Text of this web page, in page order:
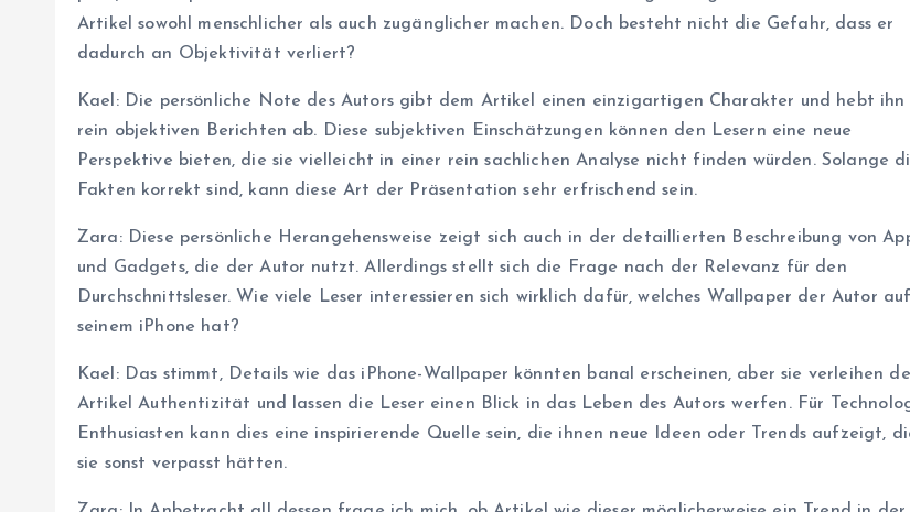
Artikel sowohl menschlicher als auch zugänglicher machen. Doch besteht nicht die Gefahr, dass er
dadurch an Objektivität verliert?
Kael: Die persönliche Note des Autors gibt dem Artikel einen einzigartigen Charakter und hebt ihn
rein objektiven Berichten ab. Diese subjektiven Einschätzungen können den Lesern eine neue
Perspektive bieten, die sie vielleicht in einer rein sachlichen Analyse nicht finden würden. Solange
Fakten korrekt sind, kann diese Art der Präsentation sehr erfrischend sein.
Zara: Diese persönliche Herangehensweise zeigt sich auch in der detaillierten Beschreibung von
und Gadgets, die der Autor nutzt. Allerdings stellt sich die Frage nach der Relevanz für den
Durchschnittsleser. Wie viele Leser interessieren sich wirklich dafür, welches Wallpaper der Autor auf
seinem iPhone hat?
Kael: Das stimmt, Details wie das iPhone-Wallpaper könnten banal erscheinen, aber sie verleihen
Artikel Authentizität und lassen die Leser einen Blick in das Leben des Autors werfen. Für
Enthusiasten kann dies eine inspirierende Quelle sein, die ihnen neue Ideen oder Trends aufzeigt,
sie sonst verpasst hätten.